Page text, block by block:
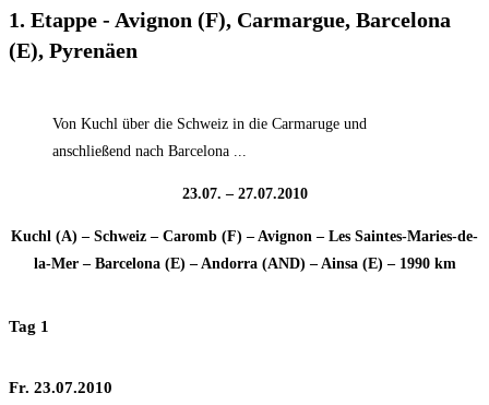
1. Etappe - Avignon (F), Carmargue, Barcelona
(E), Pyrenäen
Von Kuchl über die Schweiz in die Carmaruge und
anschließend nach Barcelona ...
23.07. – 27.07.2010
Kuchl (A) – Schweiz – Caromb (F) – Avignon – Les Saintes-Maries-de-
la-Mer – Barcelona (E) – Andorra (AND) – Ainsa (E) – 1990 km
Tag 1
Fr. 23.07.2010